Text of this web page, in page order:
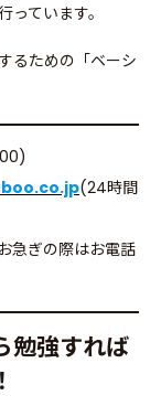
っています。
るための「ベーシ
(24時間
急ぎの際はお電話
勉強すれば